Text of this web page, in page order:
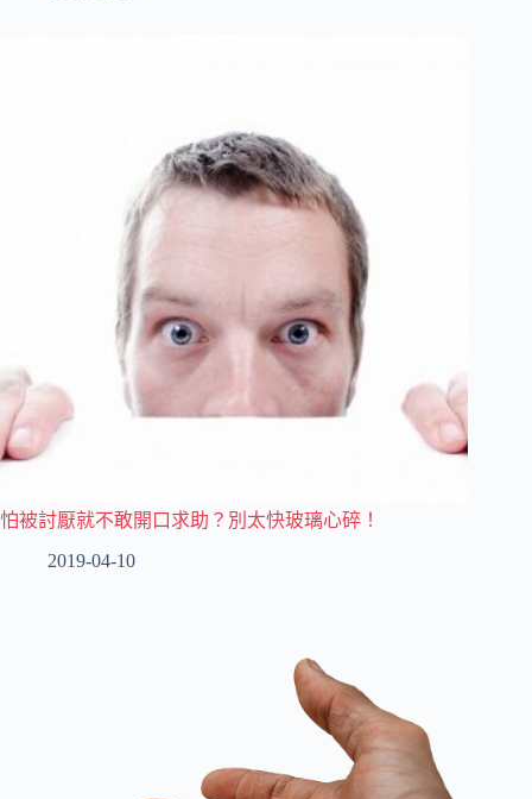
怕被討厭就不敢開口求助？別太快玻璃心碎！
2019-04-10